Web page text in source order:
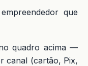
que
quadro acima —
canal (cartão, Pix,